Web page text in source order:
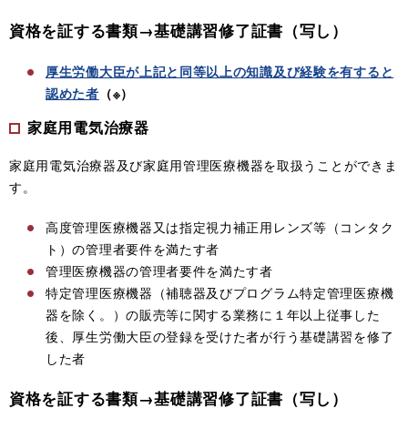
資格を証する書類→基礎講習修了証書（写し）
厚生労働大臣が上記と同等以上の知識及び経験を有すると
認めた者 （※）
家庭用電気治療器
家庭用電気治療器及び家庭用管理医療機器を取扱うことができま
す。
高度管理医療機器又は指定視力補正用レンズ等（コンタク
ト）の管理者要件を満たす者
管理医療機器の管理者要件を満たす者
特定管理医療機器（補聴器及びプログラム特定管理医療機
器を除く。）の販売等に関する業務に１年以上従事した
後、厚生労働大臣の登録を受けた者が行う基礎講習を修了
した者
資格を証する書類→基礎講習修了証書（写し）